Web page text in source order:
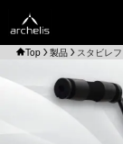
Top 製品 スタビレフ